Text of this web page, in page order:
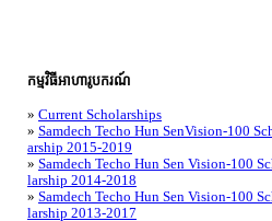
កម្មវិធីអាហារូបករណ៍
» Current Scholarships
» Samdech Techo Hun SenVision-100
arship 2015-2019
» Samdech Techo Hun Sen Vision-100
larship 2014-2018
» Samdech Techo Hun Sen Vision-100
larship 2013-2017